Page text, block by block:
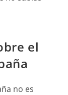
el
no es